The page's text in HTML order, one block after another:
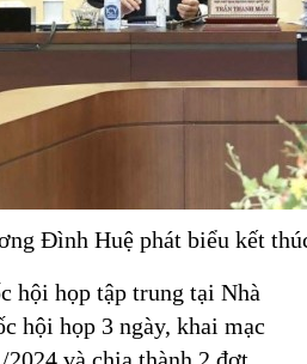
Đình Huệ phát biểu kết
hội họp tập trung tại Nhà
hội họp 3 ngày, khai mạc